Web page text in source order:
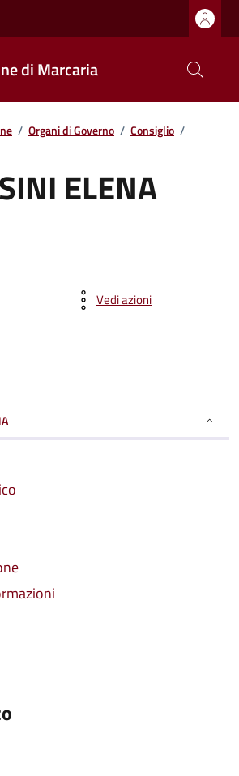
di Marcaria
/ Organi di Governo / Consiglio /
ELENA
Vedi azioni